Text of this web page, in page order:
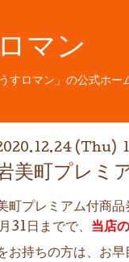
マン
すロマン」の公式ホー
(Thu)
美町プレミ
町プレミアム付商
31日までで、 当店
お持ちの方は、お早